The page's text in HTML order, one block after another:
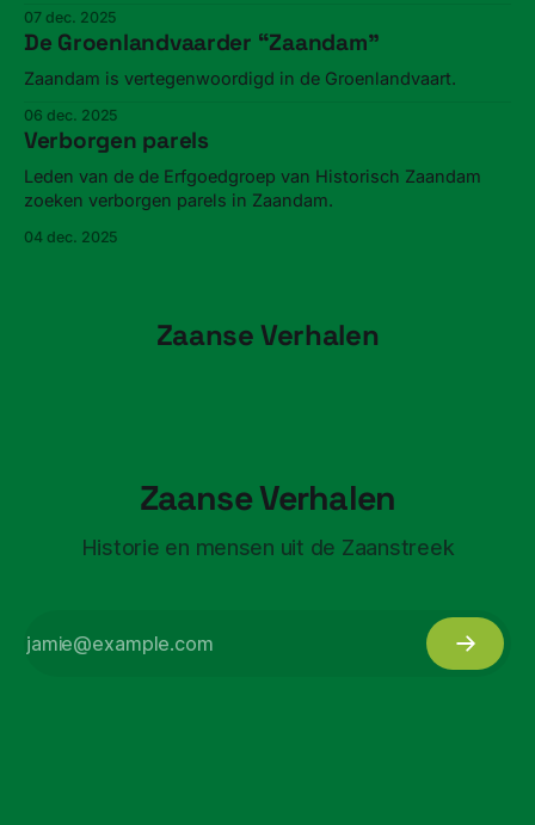
07 dec. 2025
De Groenlandvaarder “Zaandam”
Zaandam is vertegenwoordigd in de Groenlandvaart.
06 dec. 2025
Verborgen parels
Leden van de de Erfgoedgroep van Historisch Zaandam
zoeken verborgen parels in Zaandam.
04 dec. 2025
Zaanse Verhalen
Zaanse Verhalen
Historie en mensen uit de Zaanstreek